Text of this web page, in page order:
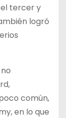
tercer y
logró
común,
en lo que